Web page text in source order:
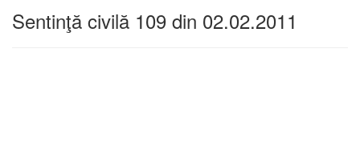
Sentinţă civilă 109 din 02.02.2011